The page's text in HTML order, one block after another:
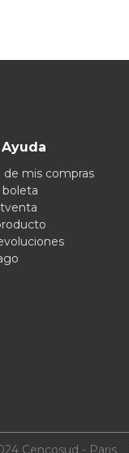
mis compras
boleta
Cencosud - Paris